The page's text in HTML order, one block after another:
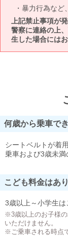
暴力行為など
上記禁止事項が
警察に連絡の上
生した場合には
何歳から乗車で
シートベルトが着
乗車および3歳未満
こども料金はあ
3歳以上～小学生は
※3歳以上のお子様
いただけません。
※ご乗車される時点